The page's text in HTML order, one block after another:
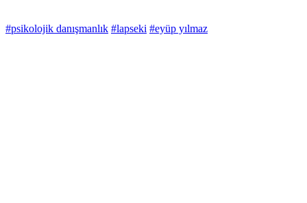
#psikolojik danışmanlık #lapseki #eyüp yılmaz